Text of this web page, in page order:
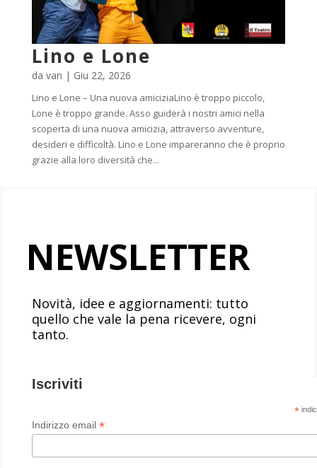
Lino e Lone
da van | Giu 22, 2026
Lino e Lone – Una nuova amiciziaLino è troppo piccolo,
Lone è troppo grande. Asso guiderà i nostri amici nella
scoperta di una nuova amicizia, attraverso avventure,
desideri e difficoltà. Lino e Lone impareranno che è proprio
grazie alla loro diversità che...
NEWSLETTER
Novità, idee e aggiornamenti: tutto
quello che vale la pena ricevere, ogni
tanto.
Iscriviti
*
Indirizzo email *